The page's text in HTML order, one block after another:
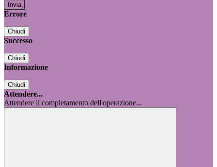
Errore
Chiudi
Successo
Chiudi
Informazione
Chiudi
Attendere...
Attendere il completamento dell'operazione...